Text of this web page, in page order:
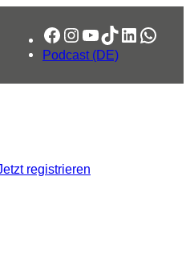
Facebook
Instagram
YouTube
TikTok
LinkedIn
Podcast (DE)
registrieren